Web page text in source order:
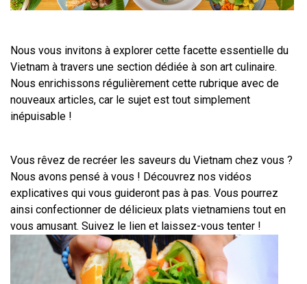
Nous vous invitons à explorer cette facette essentielle du
Vietnam à travers une section dédiée à son art culinaire.
Nous enrichissons régulièrement cette rubrique avec de
nouveaux articles, car le sujet est tout simplement
inépuisable !
Vous rêvez de recréer les saveurs du Vietnam chez vous ?
Nous avons pensé à vous ! Découvrez nos vidéos
explicatives qui vous guideront pas à pas. Vous pourrez
ainsi confectionner de délicieux plats vietnamiens tout en
vous amusant. Suivez le lien et laissez-vous tenter !